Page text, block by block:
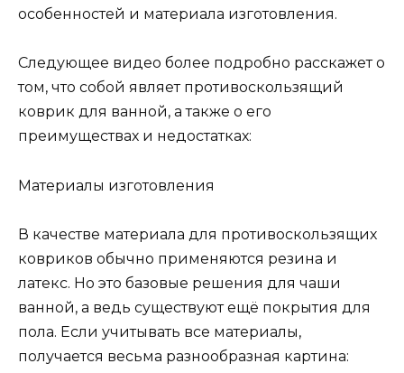
особенностей и материала изготовления.
Следующее видео более подробно расскажет о
том, что собой являет противоскользящий
коврик для ванной, а также о его
преимуществах и недостатках:
Материалы изготовления
В качестве материала для противоскользящих
ковриков обычно применяются резина и
латекс. Но это базовые решения для чаши
ванной, а ведь существуют ещё покрытия для
пола. Если учитывать все материалы,
получается весьма разнообразная картина: